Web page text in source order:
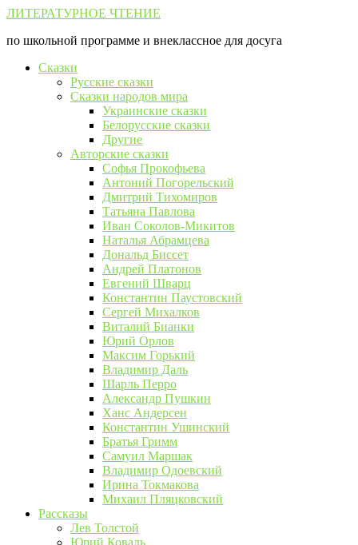
Перейти
контенту
ЛИТЕРАТУРНОЕ ЧТЕНИЕ
по школьной программе и внеклассное для досуга
Сказки
Русские сказки
Сказки народов мира
Украинские сказки
Белорусские сказки
Другие
Авторские сказки
Софья Прокофьева
Антоний Погорельский
Дмитрий Тихомиров
Татьяна Павлова
Иван Соколов-Микитов
Наталья Абрамцева
Дональд Биссет
Андрей Платонов
Евгений Шварц
Константин Паустовский
Сергей Михалков
Виталий Бианки
Юрий Орлов
Максим Горький
Владимир Даль
Шарль Перро
Александр Пушкин
Ханс Андерсен
Константин Ушинский
Братья Гримм
Самуил Маршак
Владимир Одоевский
Ирина Токмакова
Михаил Пляцковский
Рассказы
Лев Толстой
Юрий Коваль